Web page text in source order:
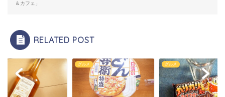
＆カフェ」
RELATED POST
グルメ グルメ